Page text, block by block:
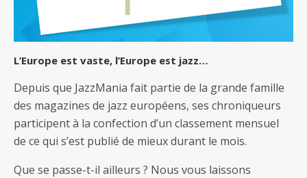
L’Europe est vaste, l’Europe est jazz…
Depuis que JazzMania fait partie de la grande famille
des magazines de jazz européens, ses chroniqueurs
participent à la confection d’un classement mensuel
de ce qui s’est publié de mieux durant le mois.
Que se passe-t-il ailleurs ? Nous vous laissons